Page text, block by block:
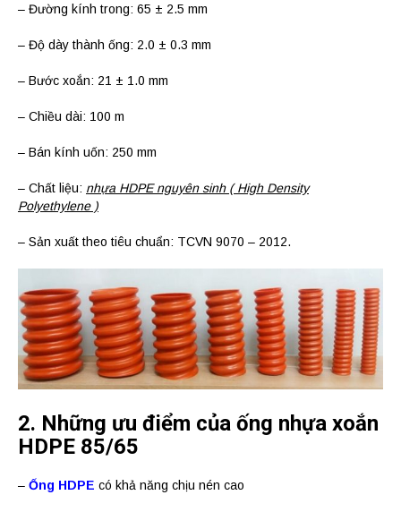
– Đường kính trong: 65 ± 2.5 mm
– Độ dày thành ống: 2.0 ± 0.3 mm
– Bước xoắn: 21 ± 1.0 mm
– Chiều dài: 100 m
– Bán kính uốn: 250 mm
– Chất liệu: nhựa HDPE nguyên sinh ( High Density
Polyethylene )
– Sản xuất theo tiêu chuẩn: TCVN 9070 – 2012.
2. Những ưu điểm của ống nhựa xoắn
HDPE 85/65
– Ống HDPE có khả năng chịu nén cao